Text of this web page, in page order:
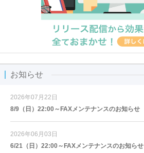
お知らせ
2026年07月22日
8/9（日）22:00～FAXメンテナンスのお知らせ
2026年06月03日
6/21（日）22:00～FAXメンテナンスのお知らせ